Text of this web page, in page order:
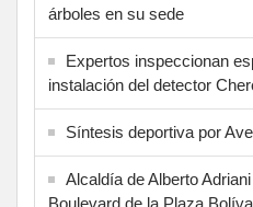
árboles en su sede
Expertos inspeccionan
instalación del detector
Síntesis deportiva por
Alcaldía de Alberto
Boulevard de la Plaza